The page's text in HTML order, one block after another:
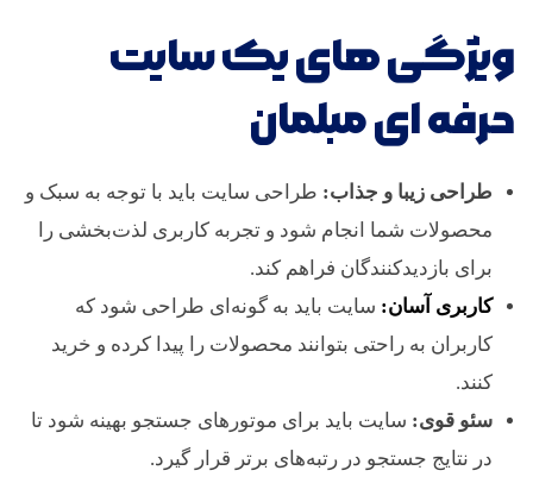
ه
ت
ف
ر
و
ش
ویژگی های یک سایت
حرفه ای مبلمان
طراحی زیبا و جذاب: طراحی سایت باید با توجه به سبک و
محصولات شما انجام شود و تجربه کاربری لذت‌بخشی را
برای بازدیدکنندگان فراهم کند.
کاربری آسان: سایت باید به گونه‌ای طراحی شود که
کاربران به راحتی بتوانند محصولات را پیدا کرده و خرید
کنند.
سئو قوی: سایت باید برای موتورهای جستجو بهینه شود تا
در نتایج جستجو در رتبه‌های برتر قرار گیرد.